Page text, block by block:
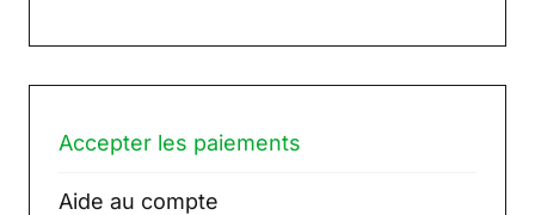
Accepter les paiements
Aide au compte